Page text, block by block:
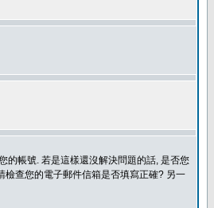
的帳號. 若是這樣還沒解決問題的話, 是否您
查您的電子郵件信箱是否填寫正確? 另一